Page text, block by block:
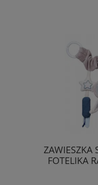
ZAWIESZKA
FOTELIKA